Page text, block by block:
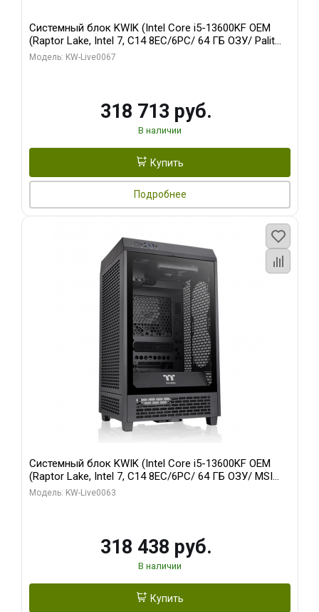
Системный блок KWIK (Intel Core i5-13600KF OEM
(Raptor Lake, Intel 7, C14 8EC/6PC/ 64 ГБ ОЗУ/ Palit
RTX5080 GAMINGPRO OC 16GB GDDR7 256bit 3xDP
Модель: KW-Live0067
318 713 руб.
В наличии
Купить
Подробнее
Системный блок KWIK (Intel Core i5-13600KF OEM
(Raptor Lake, Intel 7, C14 8EC/6PC/ 64 ГБ ОЗУ/ MSI
RTX5080 VENTUS 3X OC 16GB GDDR7 256bit 3xDP
Модель: KW-Live0063
318 438 руб.
В наличии
Купить